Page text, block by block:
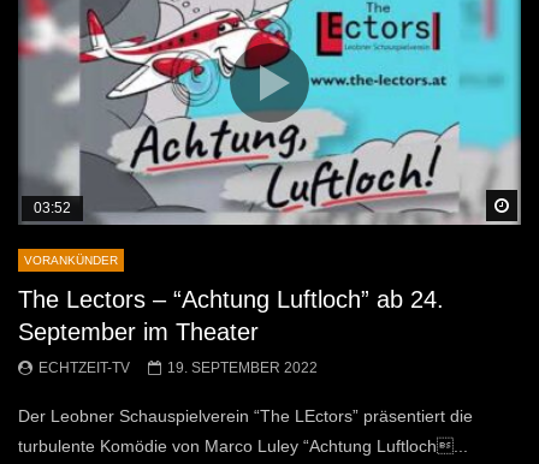
03:52
VORANKÜNDER
The Lectors – “Achtung Luftloch” ab 24.
September im Theater
ECHTZEIT-TV 19. SEPTEMBER 2022
Der Leobner Schauspielverein “The LEctors” präsentiert die
turbulente Komödie von Marco Luley “Achtung Luftloch...